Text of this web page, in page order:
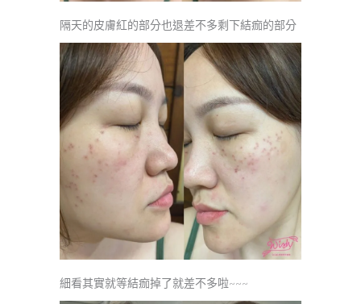
隔天的皮膚紅的部分也退差不多剩下結痂的部分
細看其實就等結痂掉了就差不多啦~~~